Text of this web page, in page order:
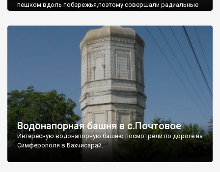
пешком вдоль побережья,поэтому совершали радиальные
Водонапорная башня в с.Почтовое
Интересную водонапорную башню посмотрели по дороге из
Симферополя в Бахчисарай.